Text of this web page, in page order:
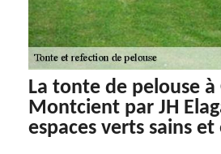
La tonte de pelouse à
Montcient par JH
espaces verts sains